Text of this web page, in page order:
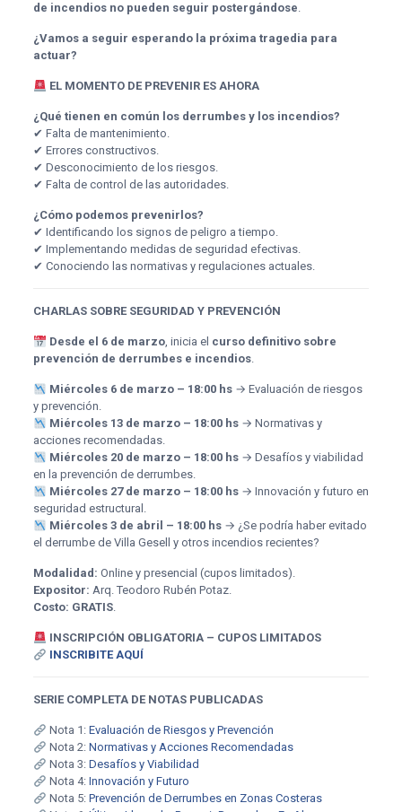
de incendios no pueden seguir postergándose.
¿Vamos a seguir esperando la próxima tragedia para
actuar?
EL MOMENTO DE PREVENIR ES AHORA
¿Qué tienen en común los derrumbes y los incendios?
✔ Falta de mantenimiento.
✔ Errores constructivos.
✔ Desconocimiento de los riesgos.
✔ Falta de control de las autoridades.
¿Cómo podemos prevenirlos?
✔ Identificando los signos de peligro a tiempo.
✔ Implementando medidas de seguridad efectivas.
✔ Conociendo las normativas y regulaciones actuales.
CHARLAS SOBRE SEGURIDAD Y PREVENCIÓN
Desde el 6 de marzo, inicia el curso definitivo sobre
prevención de derrumbes e incendios.
Miércoles 6 de marzo – 18:00 hs→ Evaluación de riesgos
y prevención.
Miércoles 13 de marzo – 18:00 hs→ Normativas y
acciones recomendadas.
Miércoles 20 de marzo – 18:00 hs→ Desafíos y viabilidad
en la prevención de derrumbes.
Miércoles 27 de marzo – 18:00 hs→ Innovación y futuro en
seguridad estructural.
Miércoles 3 de abril – 18:00 hs→ ¿Se podría haber evitado
el derrumbe de Villa Gesell y otros incendios recientes?
Modalidad: Online y presencial (cupos limitados).
Expositor: Arq. Teodoro Rubén Potaz.
Costo: GRATIS.
INSCRIPCIÓN OBLIGATORIA – CUPOS LIMITADOS
INSCRIBITE AQUÍ
SERIE COMPLETA DE NOTAS PUBLICADAS
Nota 1: Evaluación de Riesgos y Prevención
Nota 2: Normativas y Acciones Recomendadas
Nota 3: Desafíos y Viabilidad
Nota 4: Innovación y Futuro
Nota 5: Prevención de Derrumbes en Zonas Costeras